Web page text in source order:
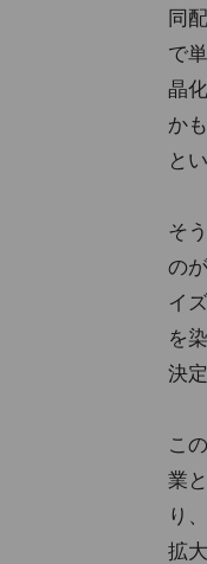
同
で
晶
か
と
そ
の
イ
を
決
こ
業
り
拡